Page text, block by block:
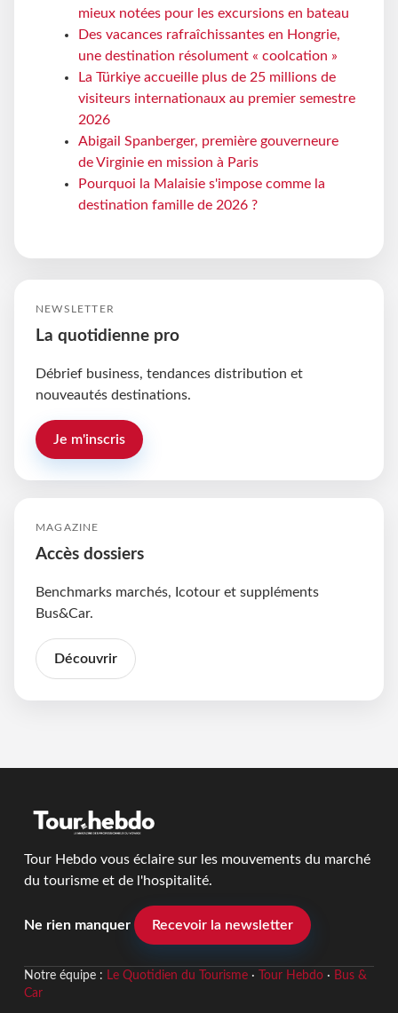
mieux notées pour les excursions en bateau
Des vacances rafraîchissantes en Hongrie,
une destination résolument « coolcation »
La Türkiye accueille plus de 25 millions de
visiteurs internationaux au premier semestre
2026
Abigail Spanberger, première gouverneure
de Virginie en mission à Paris
Pourquoi la Malaisie s'impose comme la
destination famille de 2026 ?
NEWSLETTER
La quotidienne pro
Débrief business, tendances distribution et
nouveautés destinations.
Je m'inscris
MAGAZINE
Accès dossiers
Benchmarks marchés, Icotour et suppléments
Bus&Car.
Découvrir
Tour Hebdo vous éclaire sur les mouvements du marché
du tourisme et de l'hospitalité.
Ne rien manquer Recevoir la newsletter
Notre équipe : Le Quotidien du Tourisme· Tour Hebdo· Bus &
Car